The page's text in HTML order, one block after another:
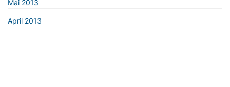
Mai 2013
April 2013